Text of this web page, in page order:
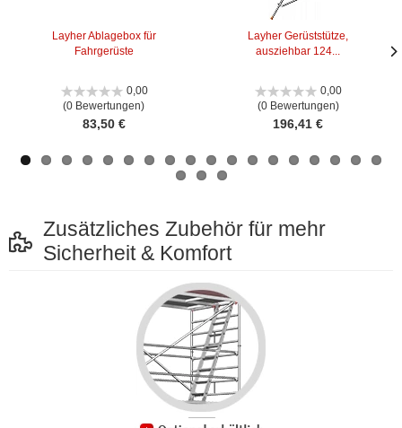
Layher Ablagebox für
Fahrgerüste
0,00
(0 Bewertungen)
83,50 €
Layher Gerüststütze,
ausziehbar 124...
0,00
(0 Bewertungen)
196,41 €
Zusätzliches Zubehör für mehr
Sicherheit & Komfort